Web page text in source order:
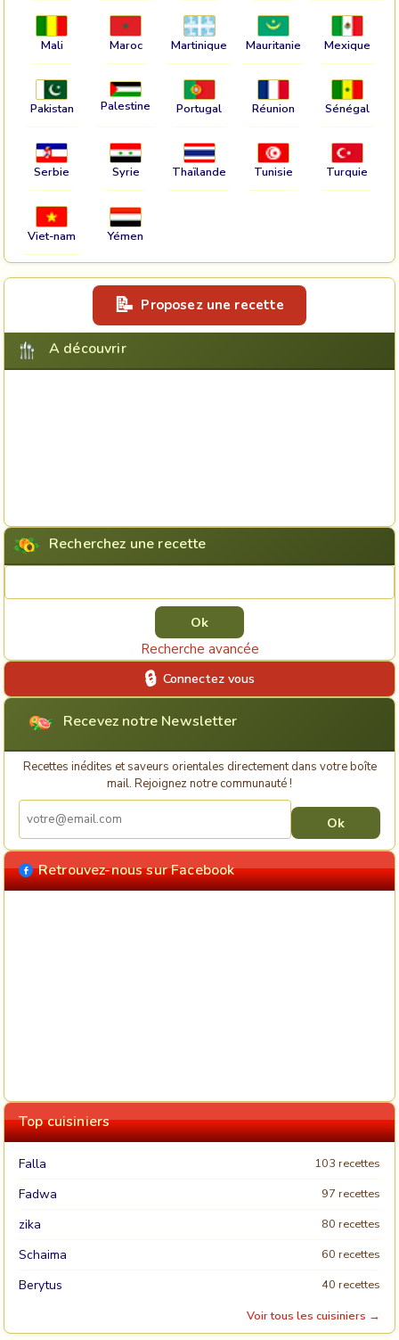
Mali Maroc Martinique Mauritanie Mexique
Pakistan Palestine Portugal Réunion Sénégal
Serbie Syrie Thaïlande Tunisie Turquie
Viet-nam Yémen
Proposez une recette
A découvrir
Recherchez une recette
Recherche avancée
Connectez vous
Recevez notre Newsletter
Recettes inédites et saveurs orientales directement dans votre boîte
mail. Rejoignez notre communauté !
Retrouvez-nous sur Facebook
Top cuisiniers
Falla 103 recettes
Fadwa 97 recettes
zika 80 recettes
Schaima 60 recettes
Berytus
40 recettes
Voir tous les cuisiniers →